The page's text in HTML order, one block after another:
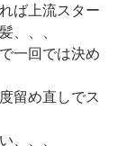
ば上流スター
、、、
一回では決め
留め直しでス
、、、